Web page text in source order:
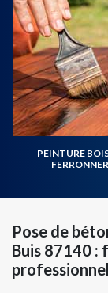
PEINTURE
Pose de
Buis 87140 :
professionnel